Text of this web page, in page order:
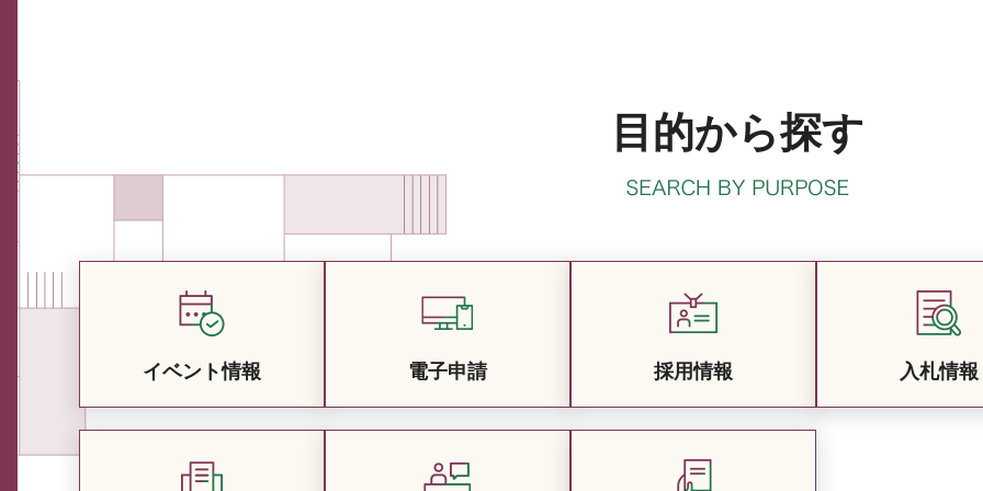
目的から探す
イベント情報 電子申請 採用情報 入札情報